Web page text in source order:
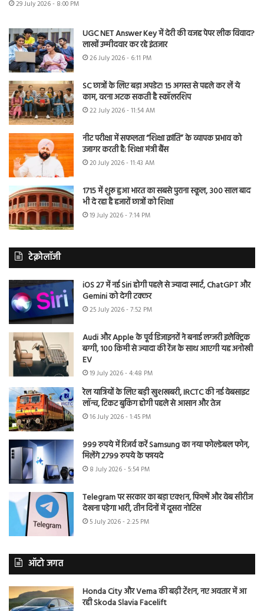
29 July 2026 - 8:00 PM
UGC NET Answer Key में देरी की वजह पेपर लीक विवाद?
लाखों उम्मीदवार कर रहे इंतजार
26 July 2026 - 6:11 PM
SC छात्रों के लिए बड़ा अपडेट! 15 अगस्त से पहले कर लें ये
काम, वरना अटक सकती है स्कॉलरशिप
22 July 2026 - 11:54 AM
नीट परीक्षा में सफलता “शिक्षा क्रांति” के व्यापक प्रभाव को
उजागर करती है: शिक्षा मंत्री बैंस
20 July 2026 - 11:43 AM
1715 में शुरू हुआ भारत का सबसे पुराना स्कूल, 300 साल बाद
भी दे रहा है हजारों छात्रों को शिक्षा
19 July 2026 - 7:14 PM
टेक्नोलॉजी
iOS 27 में नई Siri होगी पहले से ज्यादा स्मार्ट, ChatGPT और
Gemini को देगी टक्कर
25 July 2026 - 7:52 PM
Audi और Apple के पूर्व डिजाइनरों ने बनाई लग्जरी इलेक्ट्रिक
बग्गी, 100 किमी से ज्यादा की रेंज के साथ आएगी यह अनोखी
EV
19 July 2026 - 4:48 PM
रेल यात्रियों के लिए बड़ी खुशखबरी, IRCTC की नई वेबसाइट
लॉन्च, टिकट बुकिंग होगी पहले से आसान और तेज
16 July 2026 - 1:45 PM
999 रुपये में रिजर्व करें Samsung का नया फोल्डेबल फोन,
मिलेंगे 2799 रुपये के फायदे
8 July 2026 - 5:54 PM
Telegram पर सरकार का बड़ा एक्शन, फिल्में और वेब सीरीज
देखना पड़ेगा भारी, तीन दिनों में दूसरा नोटिस
5 July 2026 - 2:25 PM
ऑटो जगत
Honda City और Verna की बढ़ी टेंशन, नए अवतार में आ
रही Skoda Slavia Facelift